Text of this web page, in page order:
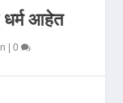
आहेत
|0